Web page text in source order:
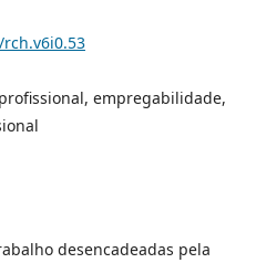
empregabilidade,
desencadeadas pela